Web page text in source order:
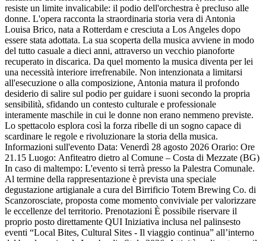
resiste un limite invalicabile: il podio dell'orchestra è precluso alle
donne. L'opera racconta la straordinaria storia vera di Antonia
Louisa Brico, nata a Rotterdam e cresciuta a Los Angeles dopo
essere stata adottata. La sua scoperta della musica avviene in modo
del tutto casuale a dieci anni, attraverso un vecchio pianoforte
recuperato in discarica. Da quel momento la musica diventa per lei
una necessità interiore irrefrenabile. Non intenzionata a limitarsi
all'esecuzione o alla composizione, Antonia matura il profondo
desiderio di salire sul podio per guidare i suoni secondo la propria
sensibilità, sfidando un contesto culturale e professionale
interamente maschile in cui le donne non erano nemmeno previste.
Lo spettacolo esplora così la forza ribelle di un sogno capace di
scardinare le regole e rivoluzionare la storia della musica.
Informazioni sull'evento Data: Venerdì 28 agosto 2026 Orario: Ore
21.15 Luogo: Anfiteatro dietro al Comune – Costa di Mezzate (BG)
In caso di maltempo: L'evento si terrà presso la Palestra Comunale.
Al termine della rappresentazione è prevista una speciale
degustazione artigianale a cura del Birrificio Totem Brewing Co. di
Scanzorosciate, proposta come momento conviviale per valorizzare
le eccellenze del territorio. Prenotazioni È possibile riservare il
proprio posto direttamente QUI Iniziativa inclusa nel palinsesto
eventi “Local Bites, Cultural Sites - Il viaggio continua” all’interno